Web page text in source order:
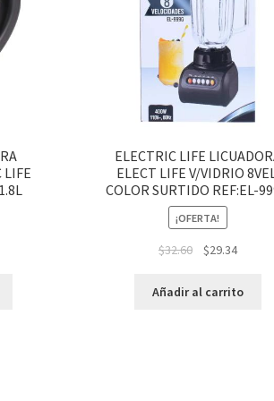
LIFE
ELECTRIC LIFE
ELECT LIFE V/VIDRIO
COLOR SURTIDO REF:EL-
¡OFERTA!
$32.60 $29.34
Añadir al carrito